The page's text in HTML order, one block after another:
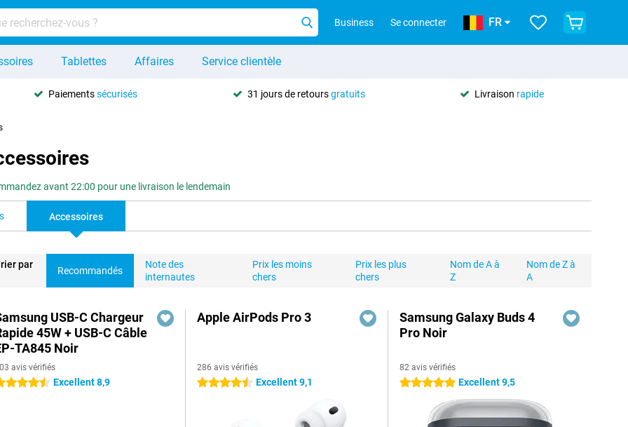
Business Se connecter FR
Tablettes Affaires Service clientèle
Paiementssécurisés 31 jours de retoursgratuits Livraison rapide
avant 22:00 pour une livraison le lendemain
Accessoires
par
Recommandés
Note des
internautes
Prix les moins
chers
Prix les plus
chers
Nom de A à
Z
Nom de Z à
A
USB-C Chargeur
45W + USB-C Câble
TA845 Noir
avis vérifiés
étoiles Excellent 8,9
Apple AirPods Pro 3
286 avis vérifiés
4.5 étoiles Excellent 9,1
Samsung Galaxy Buds 4
Pro Noir
82 avis vérifiés
5 étoiles Excellent 9,5